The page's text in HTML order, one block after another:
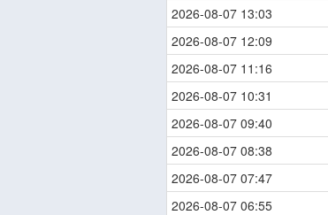
2026-08-07 13:03
2026-08-07 12:09
2026-08-07 11:16
2026-08-07 10:31
2026-08-07 09:40
2026-08-07 08:38
2026-08-07 07:47
2026-08-07 06:55